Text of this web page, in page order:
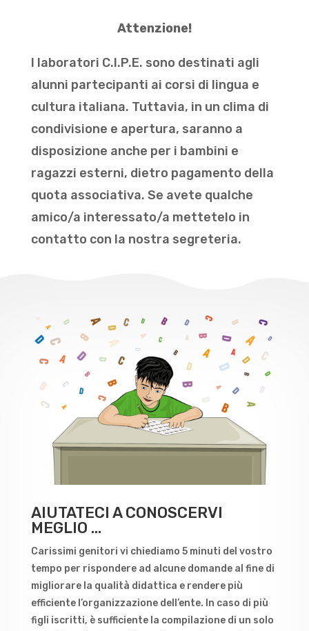
Attenzione!
I laboratori C.I.P.E. sono destinati agli
alunni partecipanti ai corsi di lingua e
cultura italiana. Tuttavia, in un clima di
condivisione e apertura, saranno a
disposizione anche per i bambini e
ragazzi esterni, dietro pagamento della
quota associativa. Se avete qualche
amico/a interessato/a mettetelo in
contatto con la nostra segreteria.
AIUTATECI A CONOSCERVI
MEGLIO …
Carissimi genitori vi chiediamo 5 minuti del vostro
tempo per rispondere ad alcune domande al fine di
migliorare la qualità didattica e rendere più
efficiente l’organizzazione dell’ente. In caso di più
figli iscritti, è sufficiente la compilazione di un solo